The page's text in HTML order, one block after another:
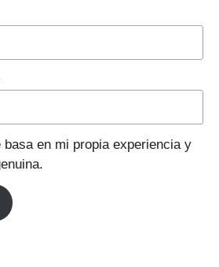
en mi propia experiencia y